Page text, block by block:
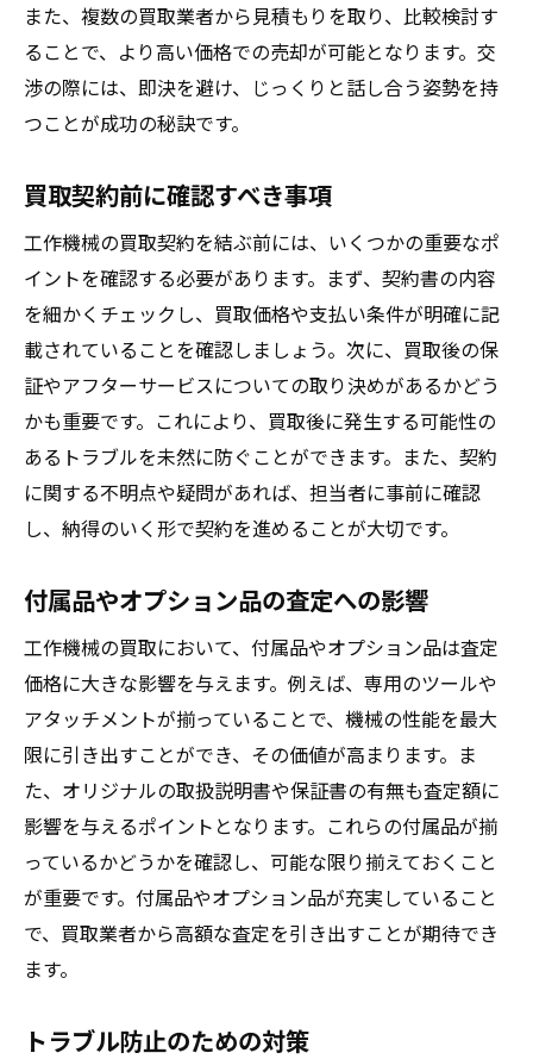
また、複数の買取業者から見積もりを取り、比較検討す
ることで、より高い価格での売却が可能となります。交
渉の際には、即決を避け、じっくりと話し合う姿勢を持
つことが成功の秘訣です。
買取契約前に確認すべき事項
工作機械の買取契約を結ぶ前には、いくつかの重要なポ
イントを確認する必要があります。まず、契約書の内容
を細かくチェックし、買取価格や支払い条件が明確に記
載されていることを確認しましょう。次に、買取後の保
証やアフターサービスについての取り決めがあるかどう
かも重要です。これにより、買取後に発生する可能性の
あるトラブルを未然に防ぐことができます。また、契約
に関する不明点や疑問があれば、担当者に事前に確認
し、納得のいく形で契約を進めることが大切です。
付属品やオプション品の査定への影響
工作機械の買取において、付属品やオプション品は査定
価格に大きな影響を与えます。例えば、専用のツールや
アタッチメントが揃っていることで、機械の性能を最大
限に引き出すことができ、その価値が高まります。ま
た、オリジナルの取扱説明書や保証書の有無も査定額に
影響を与えるポイントとなります。これらの付属品が揃
っているかどうかを確認し、可能な限り揃えておくこと
が重要です。付属品やオプション品が充実していること
で、買取業者から高額な査定を引き出すことが期待でき
ます。
トラブル防止のための対策